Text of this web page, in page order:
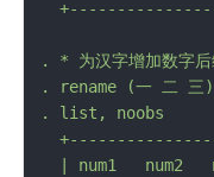
. *
为汉字增加数字后
.
rename (一 二 三)
.
list,
noobs
num1 num2